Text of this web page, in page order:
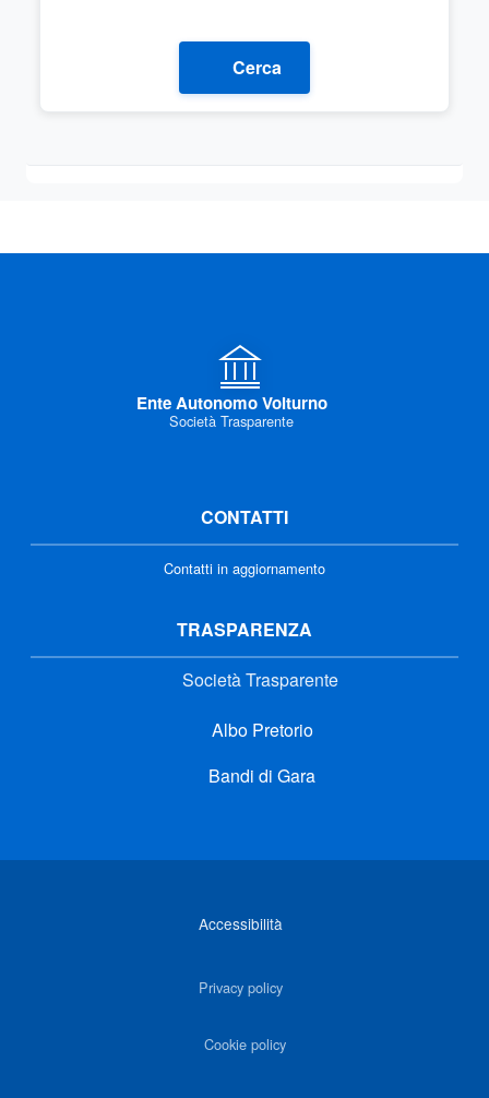
Cerca
Ente Autonomo Volturno
Società Trasparente
CONTATTI
Contatti in aggiornamento
TRASPARENZA
Società Trasparente
Albo Pretorio
Bandi di Gara
Accessibilità
Privacy policy
Cookie policy